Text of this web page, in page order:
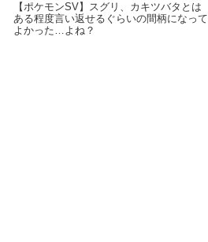
【ポケモンSV】スグリ、カキツバタとは
ある程度言い返せるぐらいの間柄になって
よかった…よね？